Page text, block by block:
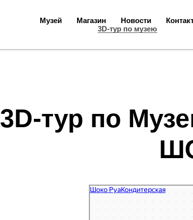
Музей Магазин Новости
3D-тур по музею
3D-тур по
Кондитерские изделия оптом в Рязани